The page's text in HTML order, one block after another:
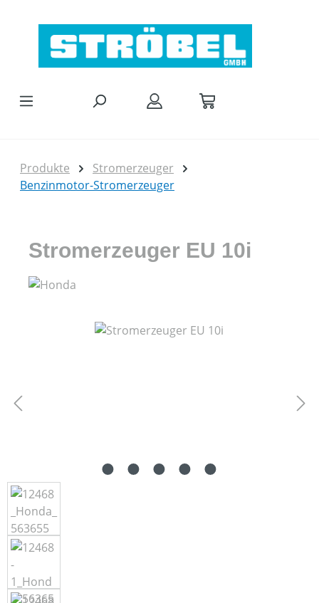
Produkte
Stromerzeuger
Benzinmotor-Stromerzeuger
Stromerzeuger EU 10i
Bildergalerie überspringen